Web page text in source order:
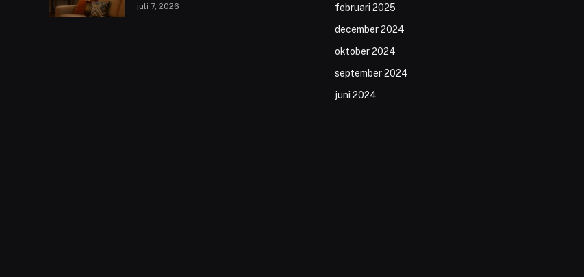
juli 7, 2026
februari 2025
december 2024
oktober 2024
september 2024
juni 2024